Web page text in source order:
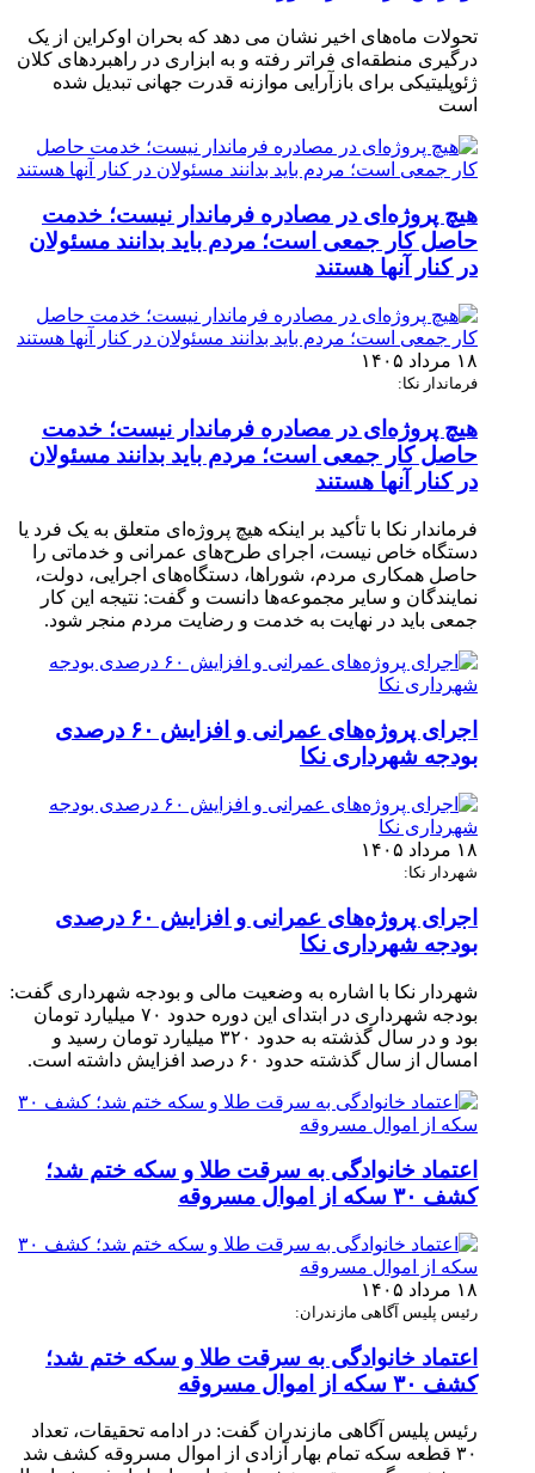
تحولات ماه‌های اخیر نشان می‌ دهد که بحران اوکراین از یک
درگیری منطقه‌ای فراتر رفته و به ابزاری در راهبردهای کلان
ژئوپلیتیکی برای بازآرایی موازنه قدرت جهانی تبدیل شده
است
هیچ پروژه‌ای در مصادره فرماندار نیست؛ خدمت
حاصل کار جمعی است؛ مردم باید بدانند مسئولان
در کنار آنها هستند
۱۸ مرداد ۱۴۰۵
فرماندار نکا:
هیچ پروژه‌ای در مصادره فرماندار نیست؛ خدمت
حاصل کار جمعی است؛ مردم باید بدانند مسئولان
در کنار آنها هستند
فرماندار نکا با تأکید بر اینکه هیچ پروژه‌ای متعلق به یک فرد یا
دستگاه خاص نیست، اجرای طرح‌های عمرانی و خدماتی را
حاصل همکاری مردم، شوراها، دستگاه‌های اجرایی، دولت،
نمایندگان و سایر مجموعه‌ها دانست و گفت: نتیجه این کار
جمعی باید در نهایت به خدمت و رضایت مردم منجر شود.
اجرای پروژه‌های عمرانی و افزایش ۶۰ درصدی
بودجه شهرداری نکا
۱۸ مرداد ۱۴۰۵
شهردار نکا:
اجرای پروژه‌های عمرانی و افزایش ۶۰ درصدی
بودجه شهرداری نکا
شهردار نکا با اشاره به وضعیت مالی و بودجه شهرداری گفت:
بودجه شهرداری در ابتدای این دوره حدود ۷۰ میلیارد تومان
بود و در سال گذشته به حدود ۳۲۰ میلیارد تومان رسید و
امسال از سال گذشته حدود ۶۰ درصد افزایش داشته است.
اعتماد خانوادگی به سرقت طلا و سکه ختم شد؛
کشف ۳۰ سکه از اموال مسروقه
۱۸ مرداد ۱۴۰۵
رئیس پلیس آگاهی مازندران:
اعتماد خانوادگی به سرقت طلا و سکه ختم شد؛
کشف ۳۰ سکه از اموال مسروقه
رئیس پلیس آگاهی مازندران گفت: در ادامه تحقیقات، تعداد
۳۰ قطعه سکه تمام بهار آزادی از اموال مسروقه کشف شد